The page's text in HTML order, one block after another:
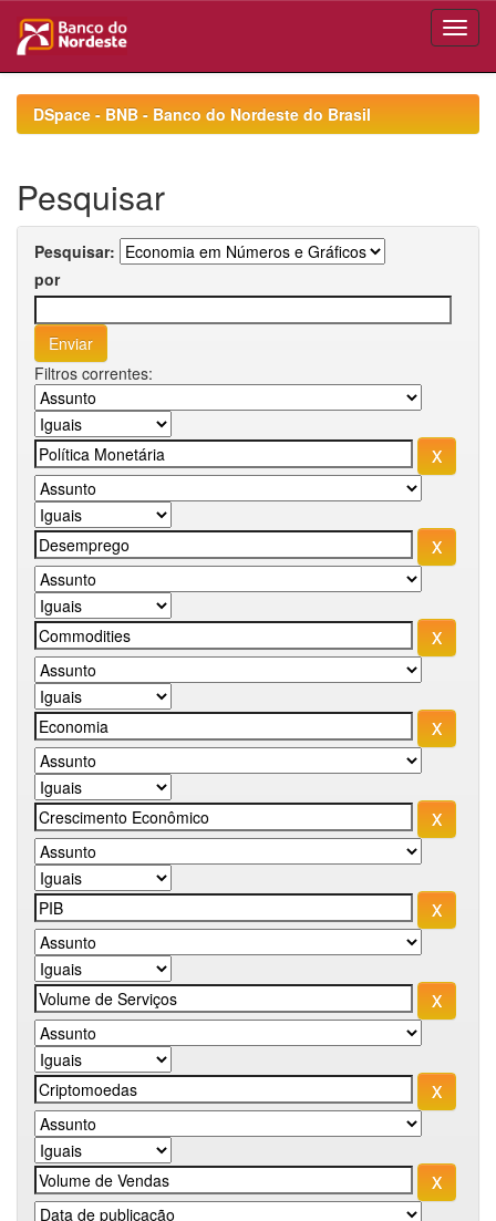
navigationDSpace - BNB - Banco do Nordeste do Brasil
Pesquisar
Pesquisar:
por
Filtros correntes: